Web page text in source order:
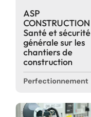
Zone conseil SARCA
ASP
CONSTRUCTION
Santé et sécurité
générale sur les
chantiers de
construction
Perfectionnement